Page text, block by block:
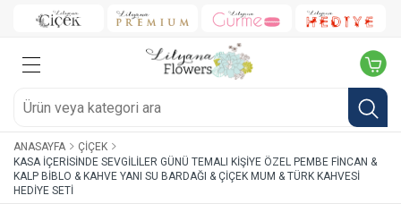
ANASAYFA
ÇIÇEK
KASA İÇERISINDE SEVGILILER GÜNÜ TEMALI KIŞIYE ÖZEL PEMBE FINCAN &
KALP BIBLO & KAHVE YANI SU BARDAĞI & ÇIÇEK MUM & TÜRK KAHVESI
HEDIYE SETI